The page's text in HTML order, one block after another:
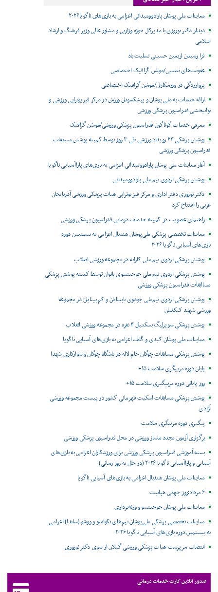
معاینات ملی پوشان پارادوومیدانی اعزامی به بازی‌های ناگویا۲۰۲۶
دیدار دکتر نوروزی با مدیرکل حوزه وزارتی و مشاور عالی وزیر فرهنگ و ارشاد
اسلامی
فرا رسیدن اربعین حسینی تسلیت باد
عفونت‌های تنفسی/موشن گرافیک اختصاصی
پرواززدگی در ورزشکاران/موشن گرافیک اختصاصی
ارائه خدمات به ملی پوشان و پیشکسوتان ورزش در مرکز فیزیوتراپی ورزشی و
توانبخشی فدراسیون پزشکی ورزشی
معرفی خدمات گوناگون فدراسیون پزشکی ورزشی/موشن گرافیک
پوشش پزشکی ۶۳ رویداد ورزشی طی ۳ روز توسط کمیته پوشش مسابقات
فدراسیون پزشکی ورزشی
آغاز معاینات ملی پوشان پارادوومیدانی اعزامی به بازی‌های پاراآسیایی ناگویا
پوشش پزشکی اردوی تیم ملی پارادوومیدانی
دکتر نوروزی دفتر اداری و مرکز فیزیوتراپی هیات پزشکی ورزشی آذربایجان
غربی را افتتاح کرد
راهنمای عضویت در کمیته خدمات درمانی فدراسیون پزشکی ورزشی
معاینات تخصصی پزشکی ملی‌پوشان هندبال اعزامی به بیستمین دوره
بازی‌های آسیایی ناگویا ۲۰۲۶
پوشش پزشکی اردوی تیم ملی کاراته در مجموعه ورزشی انقلاب
پوشش پزشکی اردوی تیم ملی جوجیتسوی بانوان توسط کمیته پوشش پزشکی
مساابقات فدراسیون پزشکی ورزشی
پوشش پزشکی اردوی تیم‌ملی جودوی نابینایان و کم بینایان در مجموعه
ورزشی شهید کبکانیان
پوشش پزشکی سوپرلیگ بسکتبال ۳ نفره در مجموعه ورزشی انقلاب
معاینات ملی پوشان کبدی و گلف اعزامی به بازی‌های آسیایی ناگویا
پوشش پزشکی مسابقات چوگان جام لاله در باشگاه چوگان و سوارکاری شهدا
پایان دوره مربیگری سلامت ۱۵+
روز پایانی دوره مربیگیری سلامت ۱۵+
پوشش پزشکی مسابقات اسکیت قهرمانی کشور در پیست مجموعه ورزشی
آزادی
پیگیری دوره مربیگری سلامت
برگزاری آزمون مجدد ماساژ ورزشی در محل فدراسیون پزشکی ورزشی
بسته آموزشی فدراسیون پزشکی ورزشی برای ورزشکاران اعزامی به بازی‌های
آسیایی و پاراآسیایی ناگویا ۲۰۲۶ (در حال به روز رسانی)
معاینات ملی پوشان هندبال اعزامی به بازی‌های آسیایی ناگویا
۶ مرداد؛روز جهانی هپاتیت
معاینات ملی پوشان جوجیتسو و وزنه‌برداری
معاینات تخصصی پزشکی ملی‌پوشان تیم‌های تکواندو و ووشو (ساندا) اعزامی
به بیستمین دوره بازی‌های آسیایی ناگویا ۲۰۲۶
انتصاب سرپرست هیات پزشکی ورزشی گیلان از سوی دکتر نوروزی
صدور آنلاین کارت خدمات درمانی